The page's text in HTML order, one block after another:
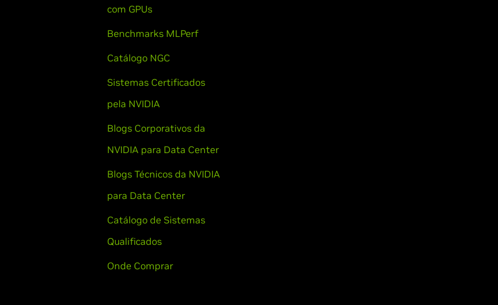
com GPUs
Benchmarks MLPerf
Catálogo NGC
Sistemas Certificados
pela NVIDIA
Blogs Corporativos da
NVIDIA para Data Center
Blogs Técnicos da NVIDIA
para Data Center
Catálogo de Sistemas
Qualificados
Onde Comprar